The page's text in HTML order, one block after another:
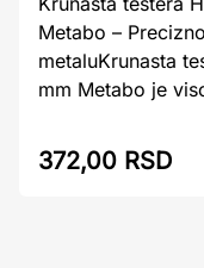
Metabo –
metaluKrunasta
mm Metabo je
372,00 RSD